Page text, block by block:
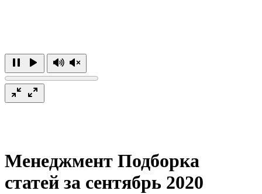
Менеджмент Подборка
статей за сентябрь 2020